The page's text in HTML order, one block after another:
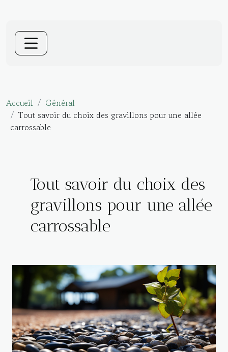
Accueil
Général
Tout savoir du choix des gravillons pour une allée
carrossable
Tout savoir du choix des
gravillons pour une allée
carrossable